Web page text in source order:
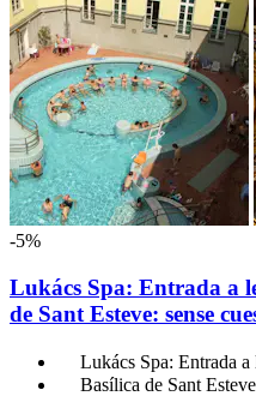
-5%
Lukács Spa: Entrada a
de Sant Esteve: sense
Lukács Spa: Entrada a
Basílica de Sant